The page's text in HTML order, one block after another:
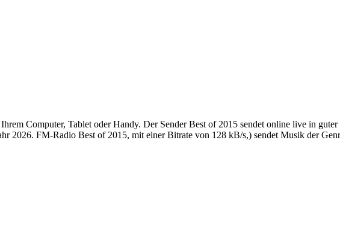
Computer, Tablet oder Handy. Der Sender Best of 2015 sendet online live in
2026. FM-Radio Best of 2015, mit einer Bitrate von 128 kB/s,) sendet Musik der